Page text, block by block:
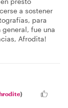
a sostener
para
fue una
Afrodita!
)